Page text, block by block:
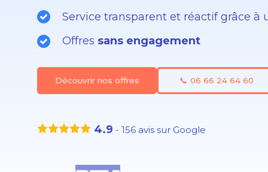
Service transparent et réactif grâce à
Offres sans engagement
Découvrir nos offres 📞 06 66 24 64 60
4.9 - 156 avis sur Google